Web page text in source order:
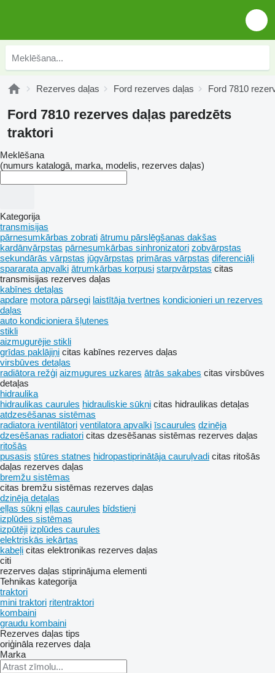
Rezerves daļas Ford rezerves daļas Ford 7810
Ford 7810 rezerves daļas paredzēts
traktori
Meklēšana
(numurs katalogā, marka, modelis, rezerves daļas)
Kategorija
transmisijas
pārnesumkārbas zobrati ātrumu pārslēgšanas dakšas
kardānvārpstas pārnesumkārbas sinhronizatori zobvārpstas
sekundārās vārpstas jūgvārpstas primāras vārpstas diferenciāļi
spararata apvalki ātrumkārbas korpusi starpvārpstas citas
transmisijas rezerves daļas
kabīnes detaļas
apdare motora pārsegi laistītāja tvertnes kondicionieri un rezerves
daļas
auto kondicioniera šļutenes
stikli
aizmugurējie stikli
grīdas paklājiņi citas kabīnes rezerves daļas
virsbūves detaļas
radiātora režģi aizmugures uzkares ātrās sakabes citas virsbūves
detaļas
hidraulika
hidraulikas caurules hidrauliskie sūkņi citas hidraulikas detaļas
atdzesēšanas sistēmas
radiatora iventilātori ventilatora apvalki īscaurules dzinēja
dzesēšanas radiatori citas dzesēšanas sistēmas rezerves daļas
ritošās
pusasis stūres statnes hidropastiprinātāja cauruļvadi citas ritošās
daļas rezerves daļas
bremžu sistēmas
citas bremžu sistēmas rezerves daļas
dzinēja detaļas
eļļas sūkņi eļļas caurules bīdstieņi
izplūdes sistēmas
izpūtēji izplūdes caurules
elektriskās iekārtas
kabeļi citas elektronikas rezerves daļas
citi
rezerves daļas stiprinājuma elementi
Tehnikas kategorija
traktori
mini traktori riteņtraktori
kombaini
graudu kombaini
Rezerves daļas tips
oriģināla rezerves daļa
Marka